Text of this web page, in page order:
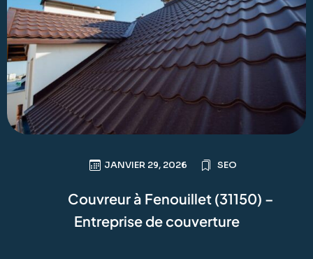
JANVIER 29, 2026 SEO
Couvreur à Fenouillet (31150) –
Entreprise de couverture